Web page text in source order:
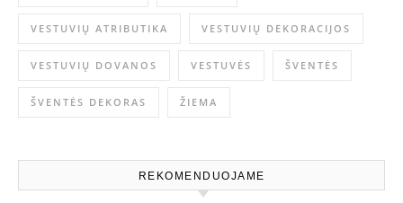
VESTUVIŲ ATRIBUTIKA VESTUVIŲ DEKORACIJOS
VESTUVIŲ DOVANOS VESTUVĖS ŠVENTĖS
ŠVENTĖS DEKORAS ŽIEMA
REKOMENDUOJAME